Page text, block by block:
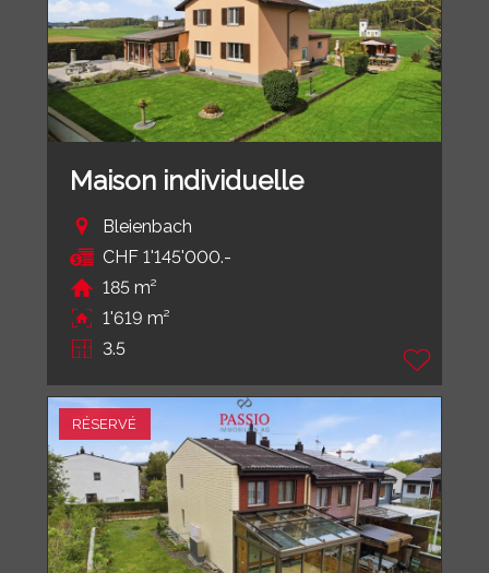
Maison individuelle
Bleienbach
CHF 1'145'000.-
185 m²
1'619 m²
3.5
RÉSERVÉ